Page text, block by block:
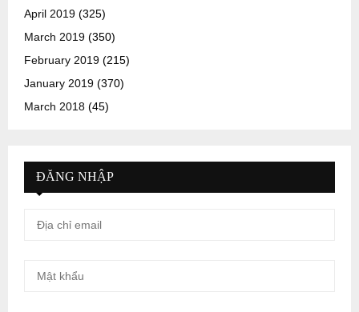
April 2019 (325)
March 2019 (350)
February 2019 (215)
January 2019 (370)
March 2018 (45)
ĐĂNG NHẬP